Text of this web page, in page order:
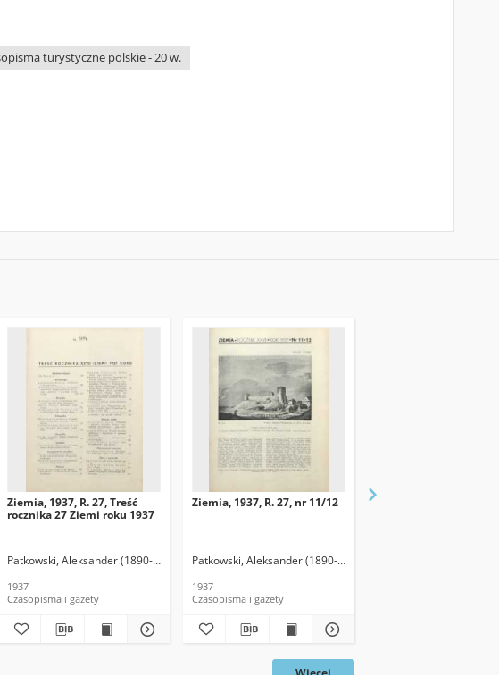
turystyczne polskie - 20 w.
Ziemia, 1937, R. 27, Treść
rocznika 27 Ziemi roku 1937
Patkowski, Aleksander (1890-1942). Red.
1937
Czasopisma i gazety
Ziemia, 1937, R. 27, nr 11/12
Patkowski, Aleksander (1890-1942). Red.
1937
Czasopisma i gazety